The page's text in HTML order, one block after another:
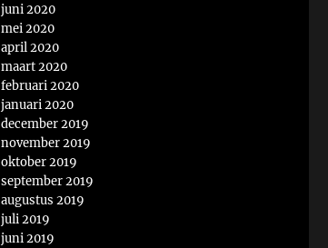
juni 2020
mei 2020
april 2020
maart 2020
februari 2020
januari 2020
december 2019
november 2019
oktober 2019
september 2019
augustus 2019
juli 2019
juni 2019